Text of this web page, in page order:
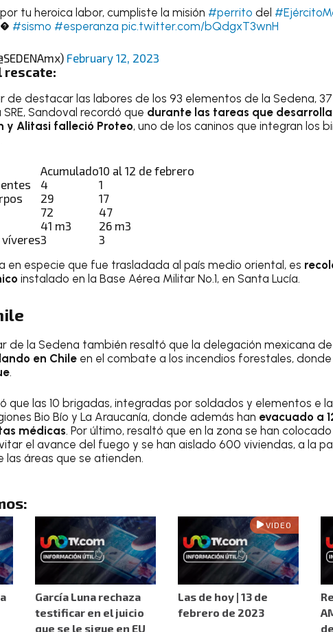
por tu heroica labor, cumpliste la misión #perrito del
#sismo #esperanza pic.twitter.com/bQdgxT3wnH
February 12, 2023
rescate:
de destacar las labores de los 93 elementos de la Sedena, 37
Sandoval recordó que durante las tareas que
y Alitasi falleció Proteo, uno de los caninos que integran los
Acumulado10 al 12 de febrero
4
1
29
17
72
47
41 m3
26 m3
víveres3
3
en especie que fue trasladada al país medio oriental, es
instalado en la Base Aérea Militar No.1, en Santa Lucía.
de la Sedena también resaltó que la delegación mexicana
en Chile en el combate a los incendios forestales, donde
.
que las 10 brigadas, integradas por soldados y elementos e
Bio Bío y La Araucanía, donde además han evacuado a
médicas. Por último, resaltó que en la zona se han
el avance del fuego y se han aislado 600 viviendas, a la
áreas que se atienden.
García Luna rechaza
testificar en el juicio
que se le sigue en EU
VIDEO
Las de hoy | 13 de
febrero de 2023